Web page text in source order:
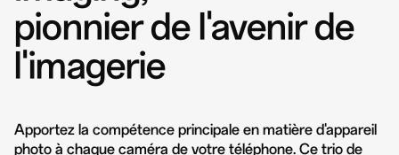
pionnier de l'avenir de
l'imagerie
Apportez la compétence principale en matière d'appareil
photo à chaque caméra de votre téléphone. Ce trio de